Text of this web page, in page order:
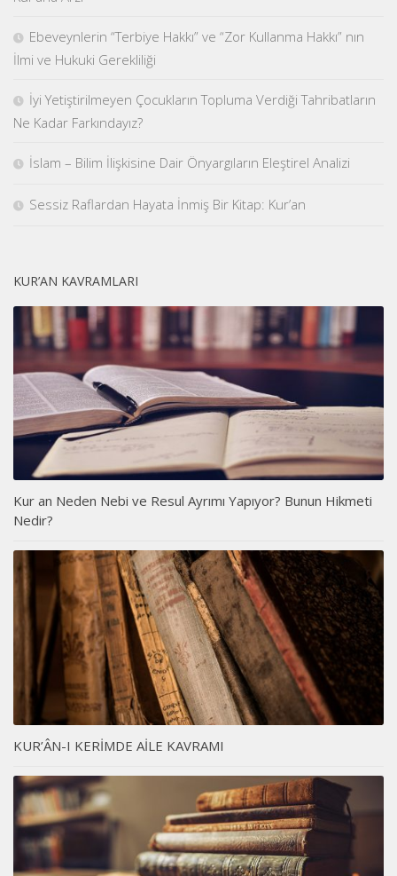
Ebeveynlerin “Terbiye Hakkı” ve “Zor Kullanma Hakkı” nın
İlmi ve Hukuki Gerekliliği
İyi Yetiştirilmeyen Çocukların Topluma Verdiği Tahribatların
Ne Kadar Farkındayız?
İslam – Bilim İlişkisine Dair Önyargıların Eleştirel Analizi
Sessiz Raflardan Hayata İnmiş Bir Kitap: Kur’an
KUR’AN KAVRAMLARI
Kur an Neden Nebi ve Resul Ayrımı Yapıyor? Bunun Hikmeti
Nedir?
KUR’ÂN-I KERİMDE AİLE KAVRAMI